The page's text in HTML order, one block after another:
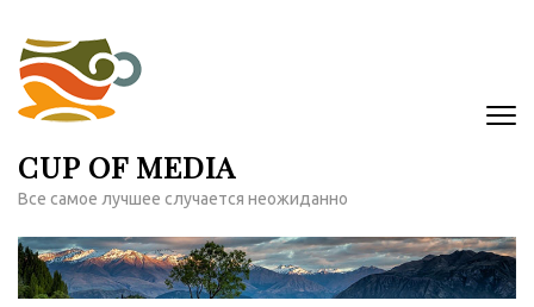
содержимому
(нажмите
Enter)
CUP OF MEDIA
Все самое лучшее случается неожиданно